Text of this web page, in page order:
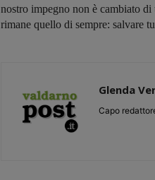
nostro impegno non è cambiato
rimane quello di sempre: salvare
Glenda
Capo